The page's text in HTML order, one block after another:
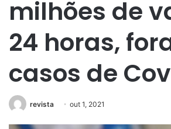
milhões de
24 horas,
casos de
revista out 1, 2021